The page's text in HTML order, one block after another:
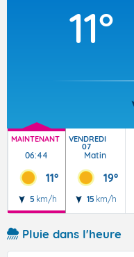
11°
MAINTENANT
06:44
11°
5 km/h
VENDREDI
07
Matin
19°
15 km/h
Pluie dans l'heure